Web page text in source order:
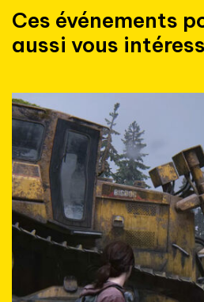
Ces événements
aussi vous